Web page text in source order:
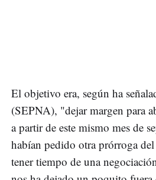
El objetivo era, según ha
(SEPNA), "dejar margen para
a partir de este mismo mes de
habían pedido otra prórroga
tener tiempo de una